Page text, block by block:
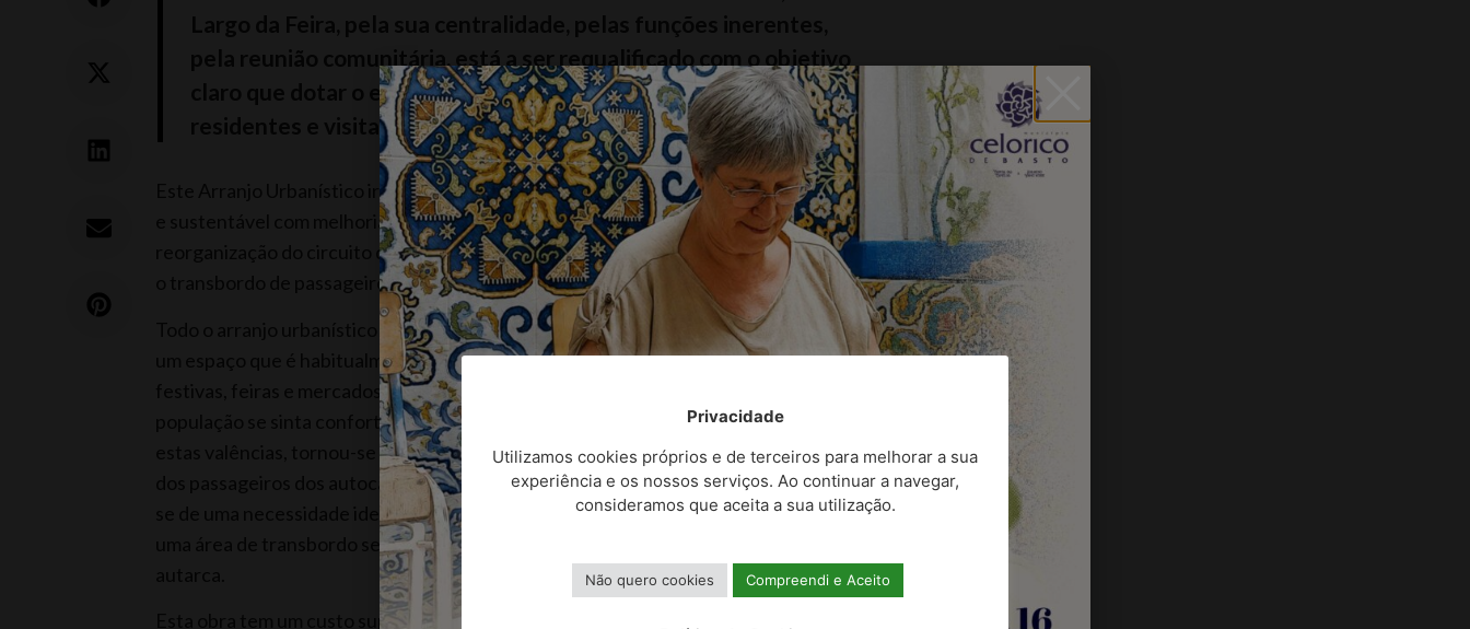
claro que dotar o espaço de maior dignidade e acessibilidade para
residentes e visitantes.
Este Arranjo Urbanístico irá otimizar o espaço, tornando-o mais funcional, inclusivo
e sustentável com melhoria das infraestruturas e acessos, permitindo ainda a
reorganização do circuito de transportes e a criação de um espaço mais digno para
o transbordo de passageiros.
Todo o arranjo urbanístico trará “ maior dignidade à vila de Gandarela, valorizando
um espaço que é habitualmente escolhido para acolher a comunidade em ações
festivas, feiras e mercados. Pretende-se que seja também um local de lazer, onde a
população se sinta confortável e segura para passear e conviver. Paralelamente a
estas valências, tornou-se imperativo criar um espaço adequado para o transbordo
dos passageiros dos autocarros que diariamente circulam nesta localidade. Trata-
se de uma necessidade identificada, que importa resolver através da criação de
uma área de transbordo segura, funcional e digna para os utilizadores” sublinha o
Esta obra tem um custo superior a 190 mil euros e conta com apoio financeiro da
Privacidade
Utilizamos cookies próprios e de terceiros para melhorar a sua
experiência e os nossos serviços. Ao continuar a navegar,
consideramos que aceita a sua utilização.
Não quero cookies Compreendi e Aceito